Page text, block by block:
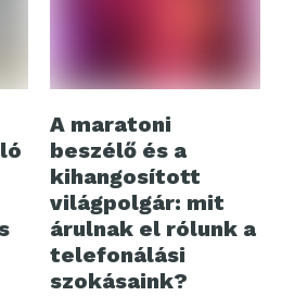
A maratoni
beszélő és a
kihangosított
világpolgár: mit
árulnak el rólunk a
telefonálási
szokásaink?